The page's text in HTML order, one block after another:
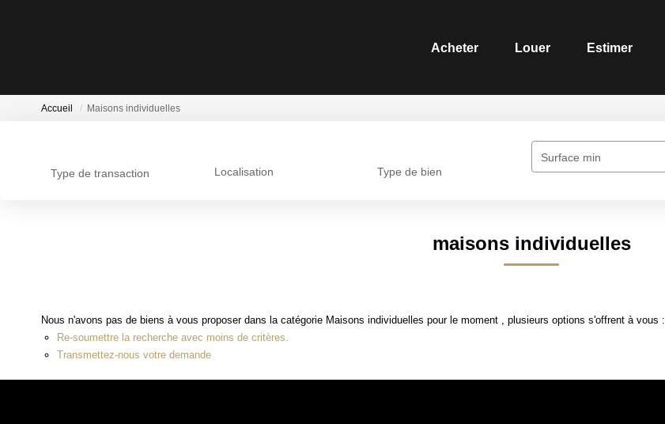
Acheter Louer Estimer
Accueil Maisons individuelles
Type de transaction Localisation Type de bien
Surface min
maisons individuelles
Nous n'avons pas de biens à vous proposer dans la catégorie Maisons individuelles pour le moment , plusieurs options s'offrent à vous :
Re-soumettre la recherche avec moins de critères.
Transmettez-nous votre demande